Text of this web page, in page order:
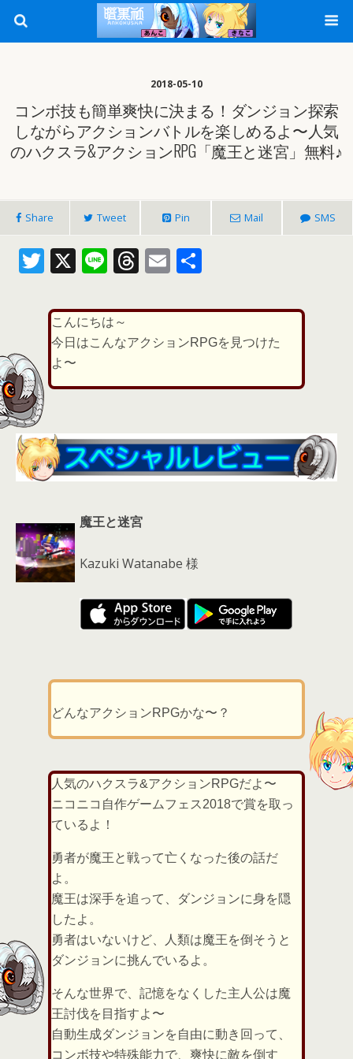
2018-05-10
コンボ技も簡単爽快に決まる！ダンジョン探索
しながらアクションバトルを楽しめるよ〜人気
のハクスラ&アクションRPG「魔王と迷宮」無料♪
Share Tweet Pin Mail SMS
T
itt
er
X Li
e
T
re
a
s
E
ai
l
こんにちは～
今日はこんなアクションRPGを見つけた
よ〜
魔王と迷宮
Kazuki Watanabe 様
どんなアクションRPGかな〜？
人気のハクスラ&アクションRPGだよ〜
ニコニコ自作ゲームフェス2018で賞を取っ
ているよ！
勇者が魔王と戦って亡くなった後の話だ
よ。
魔王は深手を追って、ダンジョンに身を隠
したよ。
勇者はいないけど、人類は魔王を倒そうと
ダンジョンに挑んでいるよ。
そんな世界で、記憶をなくした主人公は魔
王討伐を目指すよ〜
自動生成ダンジョンを自由に動き回って、
コンボ技や特殊能力で、爽快に敵を倒す